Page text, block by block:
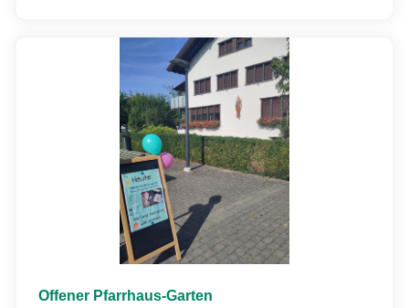
Offener Pfarrhaus-Garten